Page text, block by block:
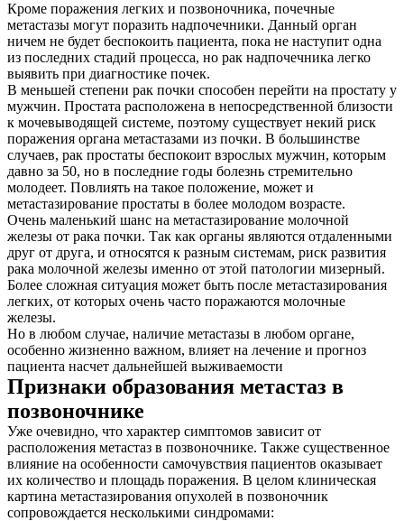
Кроме поражения легких и позвоночника, почечные
метастазы могут поразить надпочечники. Данный орган
ничем не будет беспокоить пациента, пока не наступит одна
из последних стадий процесса, но рак надпочечника легко
выявить при диагностике почек.
В меньшей степени рак почки способен перейти на простату у
мужчин. Простата расположена в непосредственной близости
к мочевыводящей системе, поэтому существует некий риск
поражения органа метастазами из почки. В большинстве
случаев, рак простаты беспокоит взрослых мужчин, которым
давно за 50, но в последние годы болезнь стремительно
молодеет. Повлиять на такое положение, может и
метастазирование простаты в более молодом возрасте.
Очень маленький шанс на метастазирование молочной
железы от рака почки. Так как органы являются отдаленными
друг от друга, и относятся к разным системам, риск развития
рака молочной железы именно от этой патологии мизерный.
Более сложная ситуация может быть после метастазирования
легких, от которых очень часто поражаются молочные
железы.
Но в любом случае, наличие метастазы в любом органе,
особенно жизненно важном, влияет на лечение и прогноз
пациента насчет дальнейшей выживаемости
Признаки образования метастаз в
позвоночнике
Уже очевидно, что характер симптомов зависит от
расположения метастаз в позвоночнике. Также существенное
влияние на особенности самочувствия пациентов оказывает
их количество и площадь поражения. В целом клиническая
картина метастазирования опухолей в позвоночник
сопровождается несколькими синдромами: